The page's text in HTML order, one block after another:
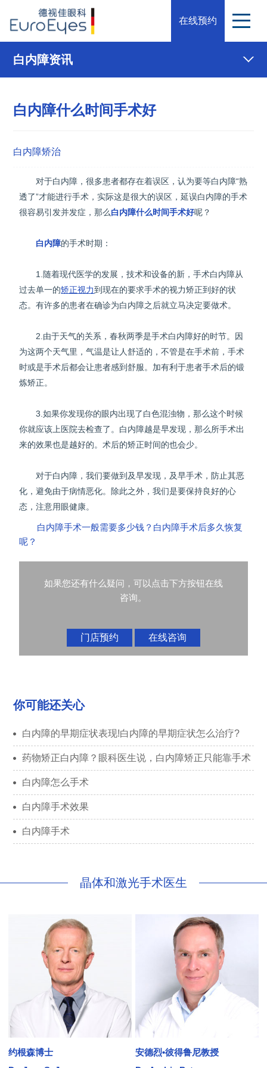
在线预约
白内障资讯
白内障什么时间手术好
白内障矫治
对于白内障，很多患者都存在着误区，认为要等白内障“熟
透了”才能进行手术，实际这是很大的误区，延误白内障的手术
很容易引发并发症，那么白内障什么时间手术好呢？
白内障的手术时期：
1.随着现代医学的发展，技术和设备的新，手术白内障从
过去单一的矫正视力到现在的要求手术的视力矫正到好的状
态。有许多的患者在确诊为白内障之后就立马决定要做术。
2.由于天气的关系，春秋两季是手术白内障好的时节。因
为这两个天气里，气温是让人舒适的，不管是在手术前，手术
时或是手术后都会让患者感到舒服。加有利于患者手术后的锻
炼矫正。
3.如果你发现你的眼内出现了白色混浊物，那么这个时候
你就应该上医院去检查了。白内障越是早发现，那么所手术出
来的效果也是越好的。术后的矫正时间的也会少。
对于白内障，我们要做到及早发现，及早手术，防止其恶
化，避免由于病情恶化。除此之外，我们是要保持良好的心
态，注意用眼健康。
白内障手术一般需要多少钱？白内障手术后多久恢复
呢？
如果您还有什么疑问，可以点击下方按钮在线
咨询。
门店预约 在线咨询
你可能还关心
白内障的早期症状表现!白内障的早期症状怎么治疗?
药物矫正白内障？眼科医生说，白内障矫正只能靠手术
白内障怎么手术
白内障手术效果
白内障手术
晶体和激光手术医生
约根森博士
安德烈•彼得鲁尼教授